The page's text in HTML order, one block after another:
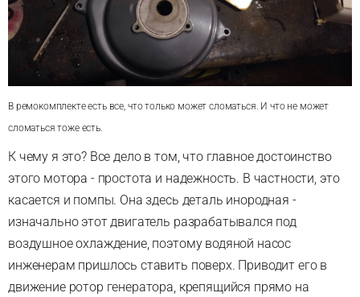
В ремокомплекте есть все, что только может сломаться. И что не может
сломаться тоже есть.
К чему я это?Все дело в том, что главное достоинство
этого мотора - простота и надежность. В частности, это
касается и помпы. Она здесь деталь инородная -
изначально этот двигатель разрабатывался под
воздушное охлаждение,поэтому водяной насос
инженерам пришлось ставить поверх. Приводит его в
движение ротор генератора,крепящийся прямо на